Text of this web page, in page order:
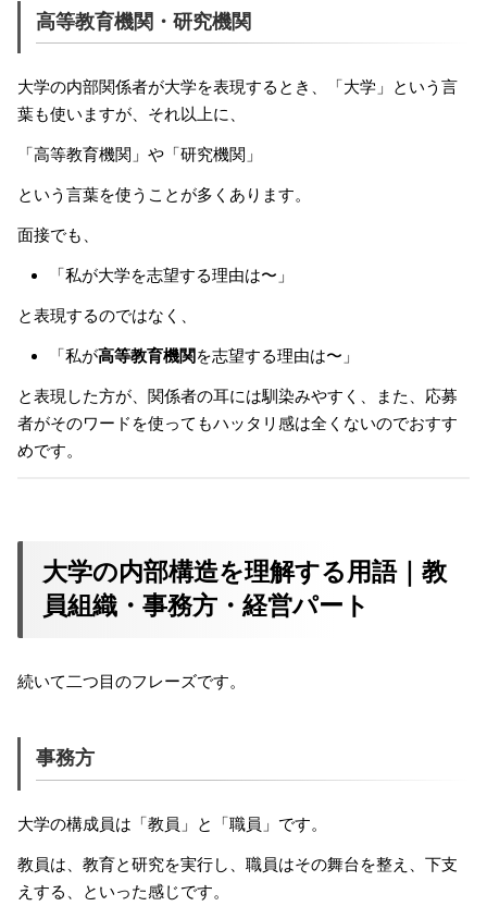
高等教育機関・研究機関
大学の内部関係者が大学を表現するとき、「大学」という言
葉も使いますが、それ以上に、
「高等教育機関」や「研究機関」
という言葉を使うことが多くあります。
面接でも、
「私が大学を志望する理由は〜」
と表現するのではなく、
「私が高等教育機関 を志望する理由は〜」
と表現した方が、関係者の耳には馴染みやすく、また、応募
者がそのワードを使ってもハッタリ感は全くないのでおすす
めです。
大学の内部構造を理解する用語｜教
員組織・事務方・経営パート
続いて二つ目のフレーズです。
事務方
大学の構成員は「教員」と「職員」です。
教員は、教育と研究を実行し、職員はその舞台を整え、下支
えする、といった感じです。